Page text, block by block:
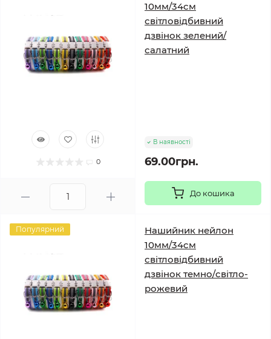
0
10мм/34см
світловідбивний
дзвінок зелений/
салатний
В наявності
69.00грн.
До кошика
Популярний
Нашийник нейлон
10мм/34см
світловідбивний
дзвінок темно/світло-
рожевий